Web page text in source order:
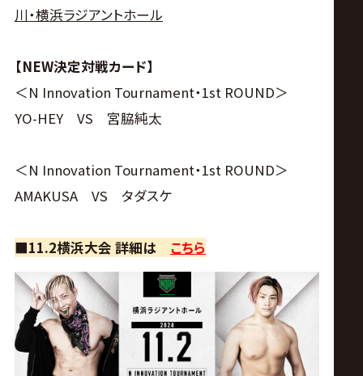
川・横浜ラジアントホール
【NEW決定対戦カード】
＜N Innovation Tournament・1st ROUND＞
YO-HEY VS 宮脇純太
＜N Innovation Tournament・1st ROUND＞
AMAKUSA VS タダスケ
■11.2横浜大会 詳細は こちら